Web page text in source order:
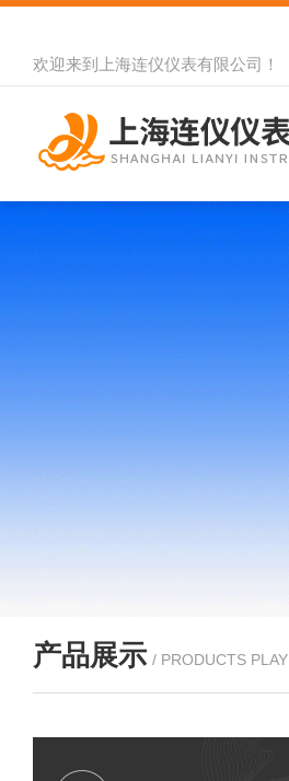
欢迎来到 上海连仪仪表有限公司 ！
产品展示 / PRODUCTS PLAY